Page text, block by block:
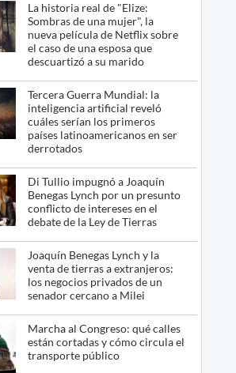
La historia real de "Elize:
Sombras de una mujer", la
nueva película de Netflix sobre
el caso de una esposa que
descuartizó a su marido
Tercera Guerra Mundial: la
inteligencia artificial reveló
cuáles serían los primeros
países latinoamericanos en ser
derrotados
Di Tullio impugnó a Joaquín
Benegas Lynch por un presunto
conflicto de intereses en el
debate de la Ley de Tierras
Joaquín Benegas Lynch y la
venta de tierras a extranjeros:
los negocios privados de un
senador cercano a Milei
Marcha al Congreso: qué calles
están cortadas y cómo circula el
transporte público